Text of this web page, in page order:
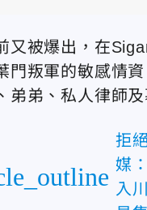
又被爆出，在
門叛軍的敏感情
弟弟、私人律師及
拒
媒
入